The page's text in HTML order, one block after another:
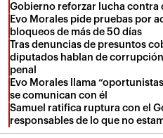
Gobierno reforzar lucha contra
Evo Morales pide pruebas por
bloqueos de más de 50 días
Tras denuncias de presuntos
diputados hablan de
penal
Evo Morales llama
se comunican con él
Samuel ratifica ruptura con el
responsables de lo que no